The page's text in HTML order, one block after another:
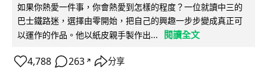
如果你熱愛一件事，你會熱愛到怎樣的程度？一位就讀中三的
巴士鐵路迷，選擇由零開始，把自己的興趣一步步變成真正可
以運作的作品。他以紙皮親手製作出...
閱讀全文
4,788 263 ↗ 分享